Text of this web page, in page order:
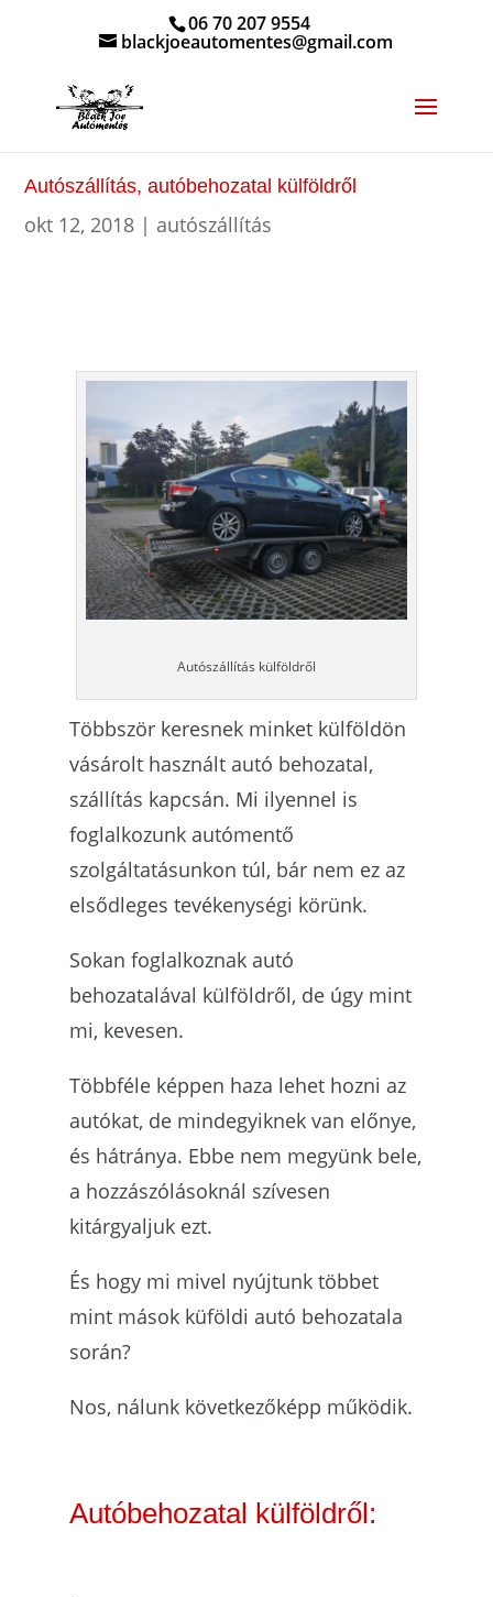
06 70 207 9554
blackjoeautomentes@gmail.com
Autószállítás, autóbehozatal külföldről
okt 12, 2018 | autószállítás
Autószállítás külföldről
Többször keresnek minket külföldön
vásárolt használt autó behozatal,
szállítás kapcsán. Mi ilyennel is
foglalkozunk autómentő
szolgáltatásunkon túl, bár nem ez az
elsődleges tevékenységi körünk.
Sokan foglalkoznak autó
behozatalával külföldről, de úgy mint
mi, kevesen.
Többféle képpen haza lehet hozni az
autókat, de mindegyiknek van előnye,
és hátránya. Ebbe nem megyünk bele,
a hozzászólásoknál szívesen
kitárgyaljuk ezt.
És hogy mi mivel nyújtunk többet
mint mások küföldi autó behozatala
során?
Nos, nálunk következőképp működik.
Autóbehozatal külföldről: